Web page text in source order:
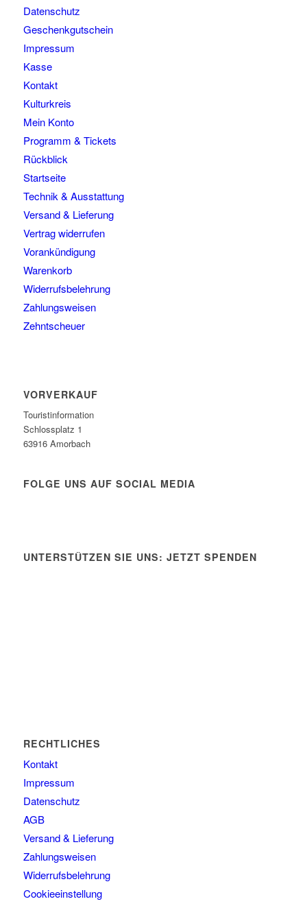
Datenschutz
Geschenkgutschein
Impressum
Kasse
Kontakt
Kulturkreis
Mein Konto
Programm & Tickets
Rückblick
Startseite
Technik & Ausstattung
Versand & Lieferung
Vertrag widerrufen
Vorankündigung
Warenkorb
Widerrufsbelehrung
Zahlungsweisen
Zehntscheuer
VORVERKAUF
Touristinformation
Schlossplatz 1
63916 Amorbach
FOLGE UNS AUF SOCIAL MEDIA
UNTERSTÜTZEN SIE UNS: JETZT SPENDEN
RECHTLICHES
Kontakt
Impressum
Datenschutz
AGB
Versand & Lieferung
Zahlungsweisen
Widerrufsbelehrung
Cookieeinstellung